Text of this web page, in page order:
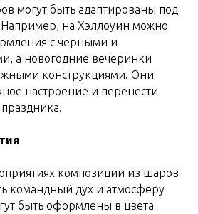
могут быть адаптированы под
на Хэллоуин можно
с черными и
а новогодние вечеринки
конструкциями. Они
настроение и перенести
композиции из шаров
командный дух и атмосферу
быть оформлены в цвета